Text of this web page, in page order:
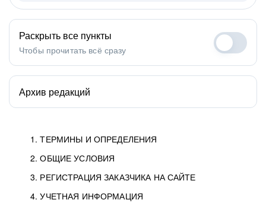
1. ТЕРМИНЫ И ОПРЕДЕЛЕНИЯ
2. ОБЩИЕ УСЛОВИЯ
3. РЕГИСТРАЦИЯ ЗАКАЗЧИКА НА САЙТЕ
4. УЧЕТНАЯ ИНФОРМАЦИЯ
Раскрыть все пункты
Чтобы прочитать всё сразу
Архив редакций